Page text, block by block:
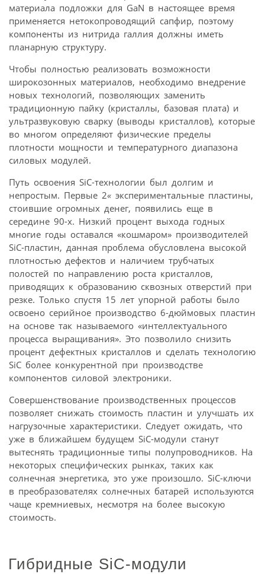
материала подложки для GaN в настоящее время
применяется нетокопроводящий сапфир, поэтому
компоненты из нитрида галлия должны иметь
планарную структуру.
Чтобы полностью реализовать возможности
широкозонных материалов, необходимо внедрение
новых технологий, позволяющих заменить
традиционную пайку (кристаллы, базовая плата) и
ультразвуковую сварку (выводы кристаллов), которые
во многом определяют физические пределы
плотности мощности и температурного диапазона
силовых модулей.
Путь освоения SiC-технологии был долгим и
непростым. Первые 2« экспериментальные пластины,
стоившие огромных денег, появились еще в
середине 90-х. Низкий процент выхода годных
многие годы оставался «кошмаром» производителей
SiC-пластин, данная проблема обусловлена высокой
плотностью дефектов и наличием трубчатых
полостей по направлению роста кристаллов,
приводящих к образованию сквозных отверстий при
резке. Только спустя 15 лет упорной работы было
освоено серийное производство 6-дюймовых пластин
на основе так называемого «интеллектуального
процесса выращивания». Это позволило снизить
процент дефектных кристаллов и сделать технологию
SiC более конкурентной при производстве
компонентов силовой электроники.
Совершенствование производственных процессов
позволяет снижать стоимость пластин и улучшать их
нагрузочные характеристики. Следует ожидать, что
уже в ближайшем будущем SiC-модули станут
вытеснять традиционные типы полупроводников. На
некоторых специфических рынках, таких как
солнечная энергетика, это уже произошло. SiC-ключи
в преобразователях солнечных батарей используются
чаще кремниевых, несмотря на более высокую
стоимость.
Гибридные SiC-модули